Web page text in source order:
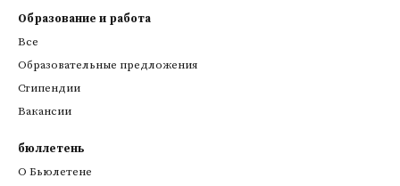
Образование и работа
Все
Образовательные предложения
Стипендии
Вакансии
бюллетень
О Бьюлетене